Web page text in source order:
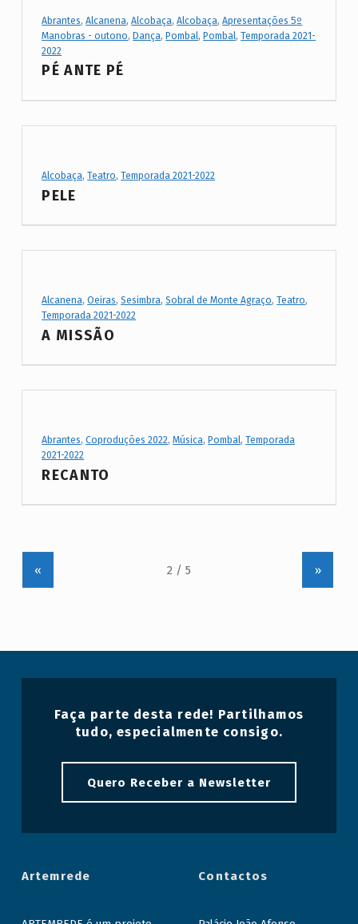
Project Category:
Abrantes,Alcanena,Alcobaça,Alcobaça,Apresentações 5º
Manobras - outono,Dança,Pombal,Pombal,Temporada 2021-
2022
PÉ ANTE PÉ
Project Category:
Alcobaça,Teatro,Temporada 2021-2022
PELE
Project Category:
Alcanena,Oeiras,Sesimbra,Sobral de Monte Agraço,Teatro,
Temporada 2021-2022
A MISSÃO
Project Category:
Abrantes,Coproduções 2022,Música, Pombal,Temporada
2021-2022
RECANTO
« »
Faça parte desta rede! Partilhamos
tudo, especialmente consigo.
Quero Receber a Newsletter
Artemrede Contactos